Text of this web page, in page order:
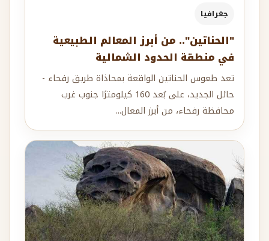
جغرافيا
"الحناتين".. من أبرز المعالم الطبيعية
في منطقة الحدود الشمالية
تعد طعوس الحناتين الواقعة بمحاذاة طريق رفحاء -
حائل الجديد، على بُعد 160 كيلومترًا جنوب غرب
محافظة رفحاء، من أبرز المعال...